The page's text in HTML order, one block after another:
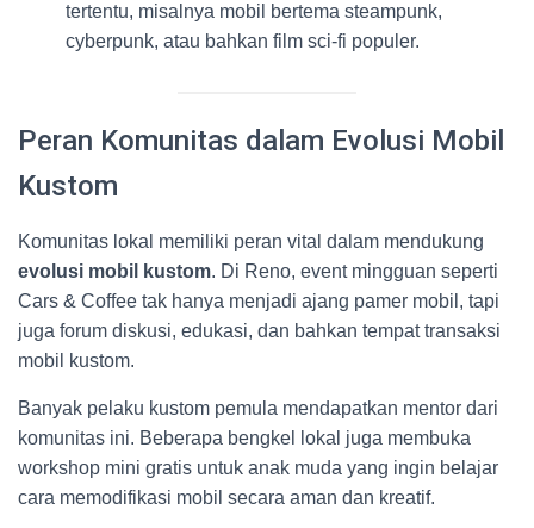
tertentu, misalnya mobil bertema steampunk,
cyberpunk, atau bahkan film sci-fi populer.
Peran Komunitas dalam Evolusi Mobil
Kustom
Komunitas lokal memiliki peran vital dalam mendukung
evolusi mobil kustom. Di Reno, event mingguan seperti
Cars & Coffee tak hanya menjadi ajang pamer mobil, tapi
juga forum diskusi, edukasi, dan bahkan tempat transaksi
mobil kustom.
Banyak pelaku kustom pemula mendapatkan mentor dari
komunitas ini. Beberapa bengkel lokal juga membuka
workshop mini gratis untuk anak muda yang ingin belajar
cara memodifikasi mobil secara aman dan kreatif.